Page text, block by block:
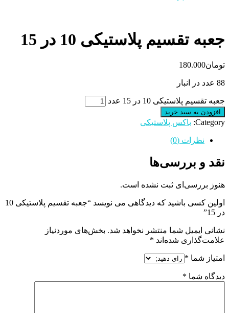
جعبه تقسیم پلاستیکی 10 در 15
تومان180.000
88 عدد در انبار
جعبه تقسیم پلاستیکی 10 در 15 عدد
افزودن به سبد خرید
Category: باکس پلاستیکی
نظرات (0)
نقد و بررسی‌ها
هنوز بررسی‌ای ثبت نشده است.
اولین کسی باشید که دیدگاهی می نویسد “جعبه تقسیم پلاستیکی 10
در 15”
نشانی ایمیل شما منتشر نخواهد شد. بخش‌های موردنیاز
علامت‌گذاری شده‌اند *
امتیاز شما *
دیدگاه شما *